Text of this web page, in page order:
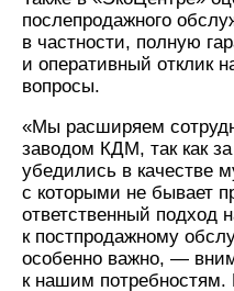
послепродажного
в частности, полную
и оперативный отклик
вопросы.
«Мы расширяем
заводом КДМ, так как
убедились в качестве
с которыми не бывает
ответственный подход
к постпродажному
особенно важно, —
к нашим потребностям.